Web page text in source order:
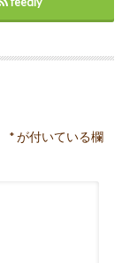
*が付いている欄